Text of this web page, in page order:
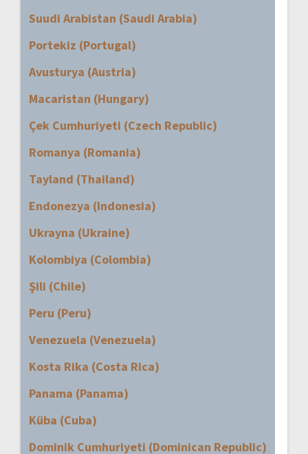
Suudi Arabistan (Saudi Arabia)
Portekiz (Portugal)
Avusturya (Austria)
Macaristan (Hungary)
Çek Cumhuriyeti (Czech Republic)
Romanya (Romania)
Tayland (Thailand)
Endonezya (Indonesia)
Ukrayna (Ukraine)
Kolombiya (Colombia)
Şili (Chile)
Peru (Peru)
Venezuela (Venezuela)
Kosta Rika (Costa Rica)
Panama (Panama)
Küba (Cuba)
Dominik Cumhuriyeti (Dominican Republic)